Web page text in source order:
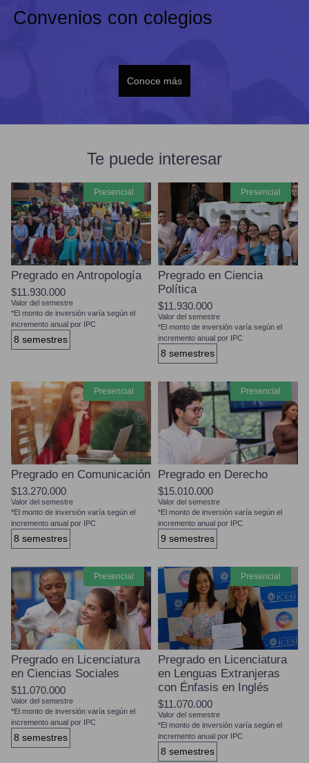
Convenios con colegios
Conoce más
Te puede interesar
presencial
Pregrado en Antropología
$11.930.000
Valor del semestre
*El monto de inversión varía según el
incremento anual por IPC
8 semestres
presencial
Pregrado en Ciencia
Política
$11.930.000
Valor del semestre
*El monto de inversión varía según el
incremento anual por IPC
8 semestres
presencial
Pregrado en Comunicación
$13.270.000
Valor del semestre
*El monto de inversión varía según el
incremento anual por IPC
8 semestres
presencial
Pregrado en Derecho
$15.010.000
Valor del semestre
*El monto de inversión varía según el
incremento anual por IPC
9 semestres
presencial
Pregrado en Licenciatura
en Ciencias Sociales
$11.070.000
Valor del semestre
*El monto de inversión varía según el
incremento anual por IPC
8 semestres
presencial
Pregrado en Licenciatura
en Lenguas Extranjeras
con Énfasis en Inglés
$11.070.000
Valor del semestre
*El monto de inversión varía según el
incremento anual por IPC
8 semestres